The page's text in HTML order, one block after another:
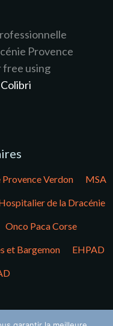
Provence
free using
Colibri
Provence Verdon MSA
de la Dracénie
Onco Paca Corse
et Bargemon EHPAD